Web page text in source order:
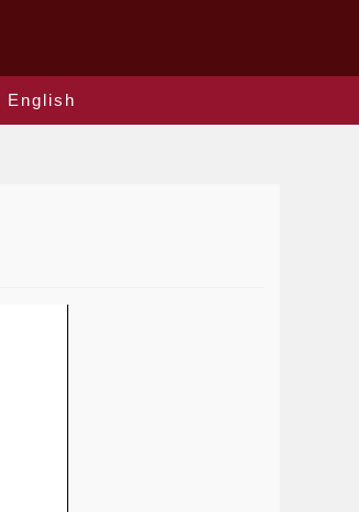
English